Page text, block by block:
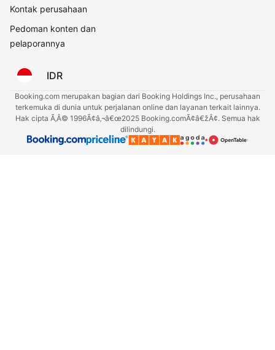
Kontak perusahaan
Pedoman konten dan
pelaporannya
IDR
Booking.com merupakan bagian dari Booking Holdings Inc., perusahaan
terkemuka di dunia untuk perjalanan online dan layanan terkait lainnya.
Hak cipta Ã‚Â© 1996Ã¢â‚¬â€œ2025 Booking.comÃ¢â€žÂ¢. Semua hak
dilindungi.